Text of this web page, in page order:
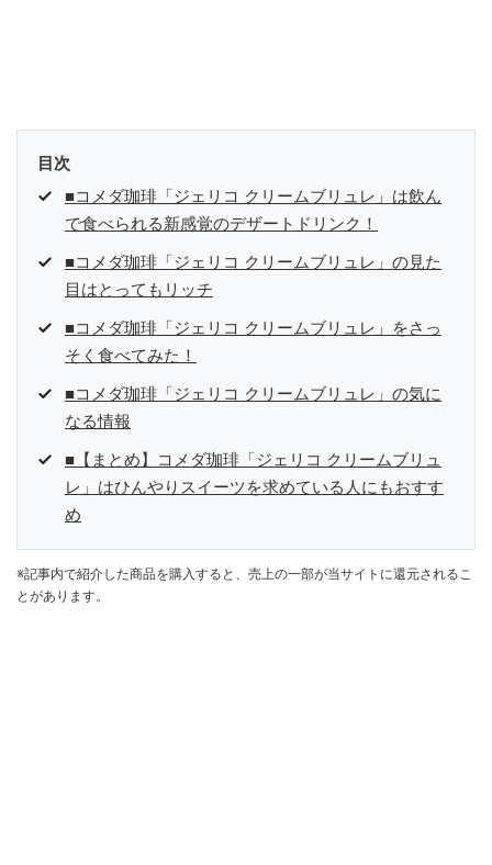
目次
■コメダ珈琲「ジェリコ クリームブリュレ」は飲ん
で食べられる新感覚のデザートドリンク！
■コメダ珈琲「ジェリコ クリームブリュレ」の見た
目はとってもリッチ
■コメダ珈琲「ジェリコ クリームブリュレ」をさっ
そく食べてみた！
■コメダ珈琲「ジェリコ クリームブリュレ」の気に
なる情報
■【まとめ】コメダ珈琲「ジェリコ クリームブリュ
レ」はひんやりスイーツを求めている人にもおすす
め
※記事内で紹介した商品を購入すると、売上の一部が当サイトに還元されるこ
とがあります。